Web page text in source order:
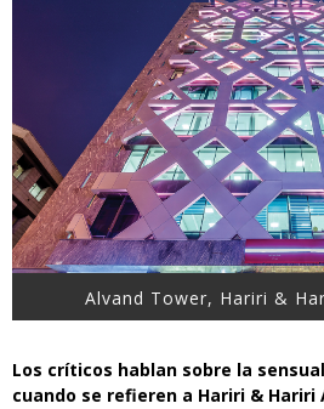
Alvand Tower, Hariri &
Los críticos hablan sobre la
cuando se refieren a Hariri &